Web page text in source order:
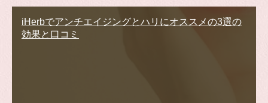
iHerbでアンチエイジングとハリにオススメの3選の
効果と口コミ